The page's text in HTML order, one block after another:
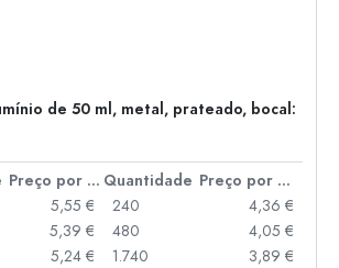
de 50 ml, metal, prateado, bocal:
Preço por peça Quantidade
Preço por peça
5,55 €
5,39 €
5,24 €
240
4,36 €
480
4,05 €
1.740
3,89 €